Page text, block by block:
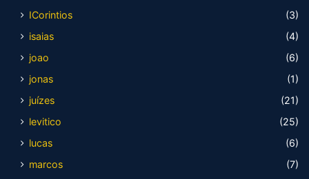
ICorintios
(3)
isaias
(4)
joao
(6)
jonas
(1)
juízes
(21)
levitico
(25)
lucas
(6)
marcos
(7)